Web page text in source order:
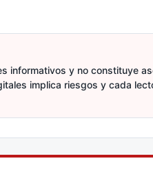
informativos y no constituye
implica riesgos y cada